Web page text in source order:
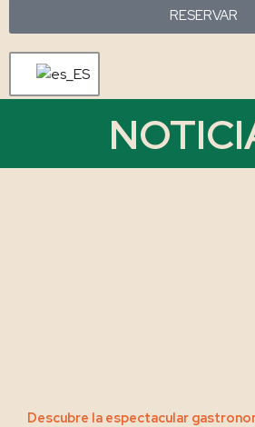
RESERVAR
Descubre la espectacular